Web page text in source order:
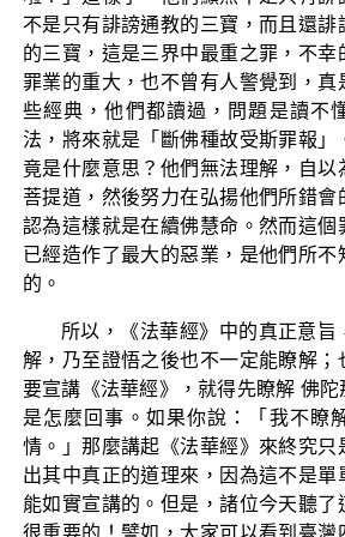
不是只有誹謗通教的三寶，而且還誹
的三寶，這是三界中最重之罪，不幸
罪業的重大，也不曾有人警覺到，真
些經典，他們都讀過，問題是讀不
法，將來就是「斷佛種故受斯罪報」
竟是什麼意思？他們無法理解，自以
菩提道，然後努力在弘揚他們所錯會
認為這樣就是在續佛慧命。然而這個
已經造作了最大的惡業，是他們所不
的。
所以，《法華經》中的真正意旨
解，乃至證悟之後也不一定能瞭解；
要宣講《法華經》，就得先瞭解 佛陀
是怎麼回事。如果你說：「我不瞭
情。」那麼講起《法華經》來終究只
出其中真正的道理來，因為這不是單
能如實宣講的。但是，諸位今天聽了
很重要的！譬如，大家可以看到臺灣